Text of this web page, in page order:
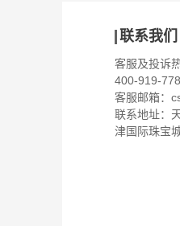
联系我们
客服及投诉
400-919-
客服邮箱：
联系地址：
津国际珠宝